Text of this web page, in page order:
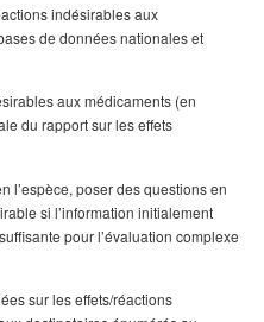
indésirables aux
de données nationales et
aux médicaments (en
du rapport sur les effets
l’espèce, poser des questions en
si l’information initialement
pour l’évaluation complexe
sur les effets/réactions